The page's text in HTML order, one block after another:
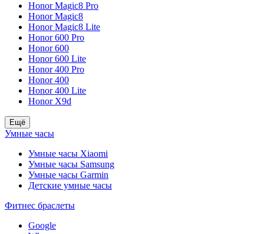
Honor Magic8 Pro
Honor Magic8
Honor Magic8 Lite
Honor 600 Pro
Honor 600
Honor 600 Lite
Honor 400 Pro
Honor 400
Honor 400 Lite
Honor X9d
Ещё
Умные часы
Умные часы Xiaomi
Умные часы Samsung
Умные часы Garmin
Детские умные часы
Фитнес браслеты
Google